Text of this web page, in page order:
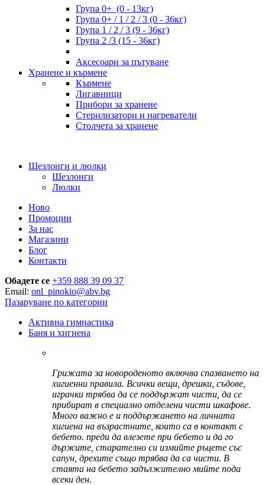
Група 0+ (0 - 13кг)
Група 0+ / 1 / 2 / 3 (0 - 36кг)
Група 1 / 2 / 3 (9 - 36кг)
Група 2 /3 (15 - 36кг)
Аксесоари за пътуване
Хранене и кърмене
Кърмене
Лигавници
Прибори за хранене
Стерилизатори и нагреватели
Столчета за хранене
Шезлонги и люлки
Шезлонги
Люлки
Ново
Промоции
За нас
Магазини
Блог
Контакти
Обадете се +359 888 39 09 37
Email: onl_pinokio@abv.bg
Пазаруване по категории
Активна гимнастика
Баня и хигиена
Грижата за новороденото включва спазването на
хигиенни правила. Всички вещи, дрешки, съдове,
играчки трябва да се поддържат чисти, да се
прибират в специално отделени чисти шкафове.
Много важно е и поддържането на личната
хигиена на възрастните, които са в контакт с
бебето. преди да влезете при бебето и да го
държите, старателно си измийте ръцете със
сапун, дрехите също трябва да са чисти. В
стаята на бебето задължително мийте пода
всеки ден.